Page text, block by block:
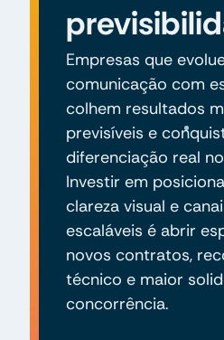
Empresas que
comunicação com
colhem resultados
previsíveis e
diferenciação real
Investir em
clareza visual e
escaláveis é abrir
novos contratos,
técnico e maior
concorrência.